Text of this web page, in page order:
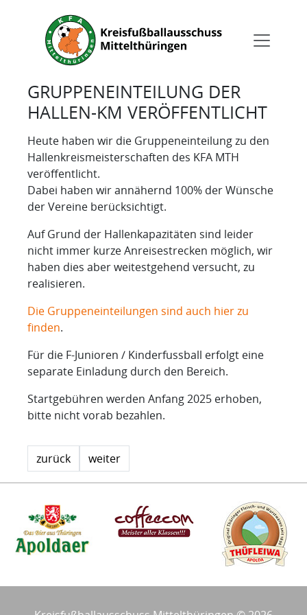
GRUPPENEINTEILUNG DER
HALLEN-KM VERÖFFENTLICHT
Heute haben wir die Gruppeneinteilung zu den
Hallenkreismeisterschaften des KFA MTH
veröffentlicht.
Dabei haben wir annähernd 100% der Wünsche
der Vereine berücksichtigt.
Auf Grund der Hallenkapazitäten sind leider
nicht immer kurze Anreisestrecken möglich, wir
haben dies aber weitestgehend versucht, zu
realisieren.
Die Gruppeneinteilungen sind auch hier zu
finden.
Für die F-Junioren / Kinderfussball erfolgt eine
separate Einladung durch den Bereich.
Startgebühren werden Anfang 2025 erhoben,
bitte nicht vorab bezahlen.
zurück weiter